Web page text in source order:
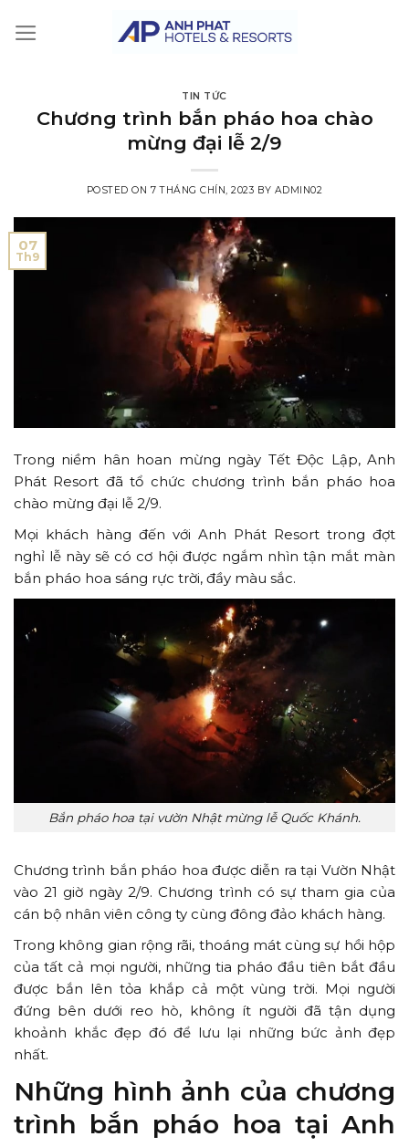
TIN TỨC
Chương trình bắn pháo hoa chào
mừng đại lễ 2/9
POSTED ON 7 THÁNG CHÍN, 2023 BY ADMIN02
07
Th9
Trong niềm hân hoan mừng ngày Tết Độc Lập, Anh
Phát Resort đã tổ chức chương trình bắn pháo hoa
chào mừng đại lễ 2/9.
Mọi khách hàng đến với Anh Phát Resort trong đợt
nghỉ lễ này sẽ có cơ hội được ngắm nhìn tận mắt màn
bắn pháo hoa sáng rực trời, đầy màu sắc.
Bắn pháo hoa tại vườn Nhật mừng lễ Quốc Khánh.
Chương trình bắn pháo hoa được diễn ra tại Vườn Nhật
vào 21 giờ ngày 2/9. Chương trình có sự tham gia của
cán bộ nhân viên công ty cùng đông đảo khách hàng.
Trong không gian rộng rãi, thoáng mát cùng sự hồi hộp
của tất cả mọi người, những tia pháo đầu tiên bắt đầu
được bắn lên tỏa khắp cả một vùng trời. Mọi người
đứng bên dưới reo hò, không ít người đã tận dụng
khoảnh khắc đẹp đó để lưu lại những bức ảnh đẹp
nhất.
Những hình ảnh của chương
trình bắn pháo hoa tại Anh